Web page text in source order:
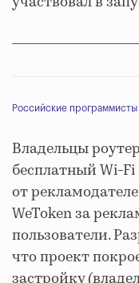
Российские
Владельцы
бесплатный Wi-Fi
от
WeToken за
пользователи.
что проект